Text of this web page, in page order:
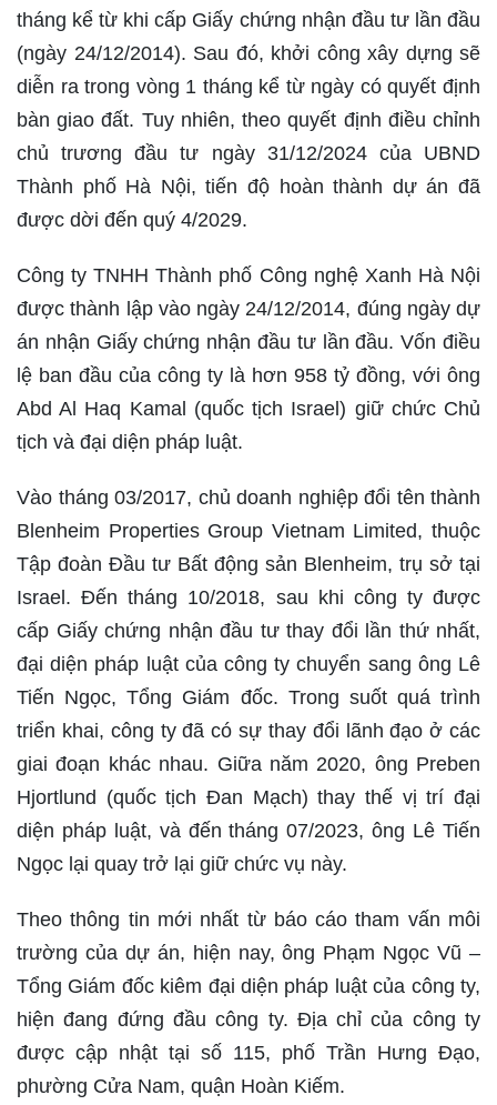
tháng kể từ khi cấp Giấy chứng nhận đầu tư lần đầu
(ngày 24/12/2014). Sau đó, khởi công xây dựng sẽ
diễn ra trong vòng 1 tháng kể từ ngày có quyết định
bàn giao đất. Tuy nhiên, theo quyết định điều chỉnh
chủ trương đầu tư ngày 31/12/2024 của UBND
Thành phố Hà Nội, tiến độ hoàn thành dự án đã
được dời đến quý 4/2029.
Công ty TNHH Thành phố Công nghệ Xanh Hà Nội
được thành lập vào ngày 24/12/2014, đúng ngày dự
án nhận Giấy chứng nhận đầu tư lần đầu. Vốn điều
lệ ban đầu của công ty là hơn 958 tỷ đồng, với ông
Abd Al Haq Kamal (quốc tịch Israel) giữ chức Chủ
tịch và đại diện pháp luật.
Vào tháng 03/2017, chủ doanh nghiệp đổi tên thành
Blenheim Properties Group Vietnam Limited, thuộc
Tập đoàn Đầu tư Bất động sản Blenheim, trụ sở tại
Israel. Đến tháng 10/2018, sau khi công ty được
cấp Giấy chứng nhận đầu tư thay đổi lần thứ nhất,
đại diện pháp luật của công ty chuyển sang ông Lê
Tiến Ngọc, Tổng Giám đốc. Trong suốt quá trình
triển khai, công ty đã có sự thay đổi lãnh đạo ở các
giai đoạn khác nhau. Giữa năm 2020, ông Preben
Hjortlund (quốc tịch Đan Mạch) thay thế vị trí đại
diện pháp luật, và đến tháng 07/2023, ông Lê Tiến
Ngọc lại quay trở lại giữ chức vụ này.
Theo thông tin mới nhất từ báo cáo tham vấn môi
trường của dự án, hiện nay, ông Phạm Ngọc Vũ –
Tổng Giám đốc kiêm đại diện pháp luật của công ty,
hiện đang đứng đầu công ty. Địa chỉ của công ty
được cập nhật tại số 115, phố Trần Hưng Đạo,
phường Cửa Nam, quận Hoàn Kiếm.